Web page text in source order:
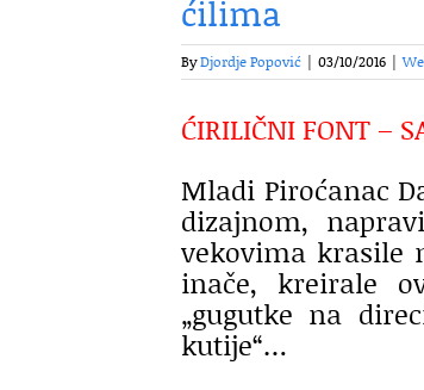
ćilima
ByDjordje Popović | 03/10/2016 |
ĆIRILIČNI FONT –
Mladi Piroćanac
dizajnom,
vekovima krasile
inače, kreirale
„gugutke na
kutije“…